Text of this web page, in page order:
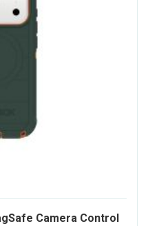
Camera Control